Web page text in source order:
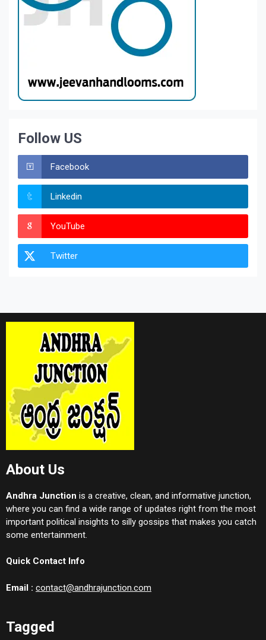
Follow US
Facebook
Linkedin
YouTube
Twitter
About Us
Andhra Junction is a creative, clean, and informative junction,
where you can find a wide range of updates right from the most
important political insights to silly gossips that makes you catch
some entertainment.
Quick Contact Info
Email : contact@andhrajunction.com
Tagged